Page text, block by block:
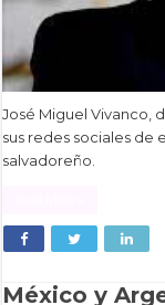
José Miguel Vivanco,
sus redes sociales de
salvadoreño.
México y